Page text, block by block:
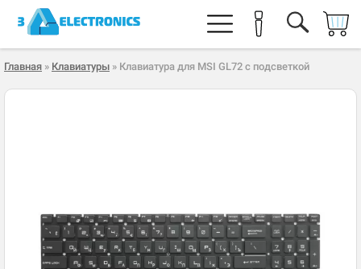
Главная » Клавиатуры » Клавиатура для MSI GL72 с подсветкой